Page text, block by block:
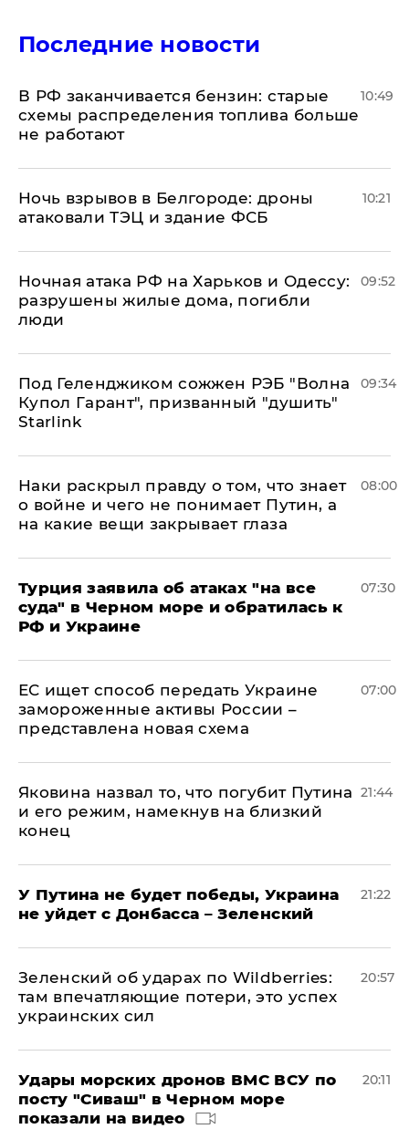
Последние новости
​В РФ заканчивается бензин: старые
схемы распределения топлива больше
не работают
10:49
​Ночь взрывов в Белгороде: дроны
атаковали ТЭЦ и здание ФСБ
10:21
​Ночная атака РФ на Харьков и Одессу:
разрушены жилые дома, погибли
люди
09:52
Под Геленджиком сожжен РЭБ "Волна
Купол Гарант", призванный "душить"
Starlink
09:34
Наки раскрыл правду о том, что знает
о войне и чего не понимает Путин, а
на какие вещи закрывает глаза
08:00
Турция заявила об атаках "на все
суда" в Черном море и обратилась к
РФ и Украине
07:30
ЕС ищет способ передать Украине
замороженные активы России –
представлена новая схема
07:00
Яковина назвал то, что погубит Путина
и его режим, намекнув на близкий
конец
21:44
У Путина не будет победы, Украина
не уйдет с Донбасса – Зеленский
21:22
Зеленский об ударах по Wildberries:
там впечатляющие потери, это успех
украинских сил
20:57
Удары морских дронов ВМС ВСУ по
посту "Сиваш" в Черном море
показали на видео
20:11